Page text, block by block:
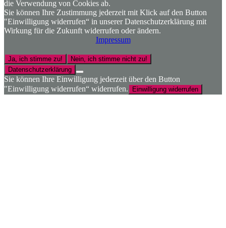
die Verwendung von Cookies ab.
Sie können Ihre Zustimmung jederzeit mit Klick auf den Button
"Einwilligung widerrufen“ in unserer Datenschutzerklärung mit
Wirkung für die Zukunft widerrufen oder ändern.
Impressum
Ja, ich stimme zu!
Nein, ich stimme nicht zu!
Datenschutzerklärung
Sie können Ihre Einwilligung jederzeit über den Button
"Einwilligung widerrufen“ widerrufen.
Einwilligung widerrufen